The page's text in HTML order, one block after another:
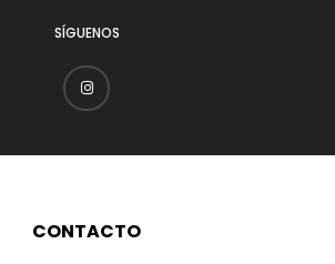
SÍGUENOS
CONTACTO